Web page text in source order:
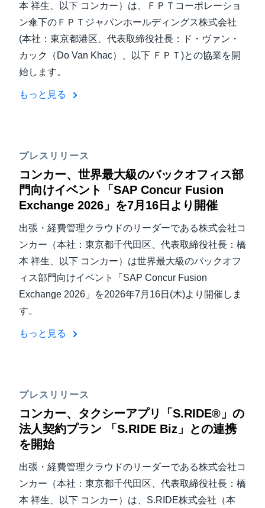
本 祥生、以下 コンカー）は、ＦＰＴコーポレーショ
ン傘下のＦＰＴジャパンホールディングス株式会社
(本社：東京都港区、代表取締役社長：ド・ヴァン・
カック（Do Van Khac）、以下 ＦＰＴ)との協業を開
始します。
もっと見る
プレスリリース
コンカー、世界最大級のバックオフィス部
門向けイベント「SAP Concur Fusion
Exchange 2026」を7月16日より開催
出張・経費管理クラウドのリーダーである株式会社コ
ンカー（本社：東京都千代田区、代表取締役社長：橋
本 祥生、以下 コンカー）は世界最大級のバックオフ
ィス部門向けイベント「SAP Concur Fusion
Exchange 2026」を2026年7月16日(木)より開催しま
す。
もっと見る
プレスリリース
コンカー、タクシーアプリ「S.RIDE®」の
法人契約プラン 「S.RIDE Biz」との連携
を開始
出張・経費管理クラウドのリーダーである株式会社コ
ンカー（本社：東京都千代田区、代表取締役社長：橋
本 祥生、以下 コンカー）は、S.RIDE株式会社（本